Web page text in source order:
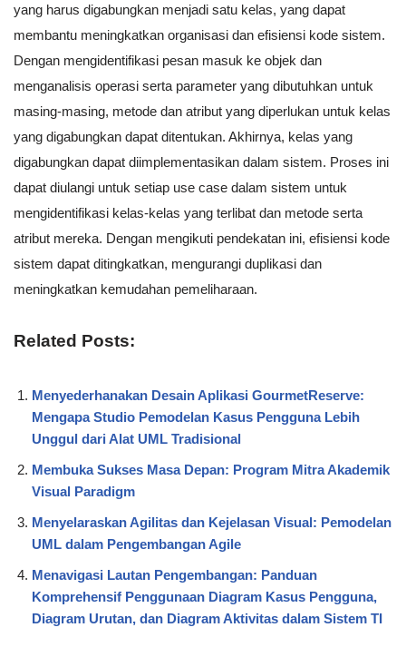
yang harus digabungkan menjadi satu kelas, yang dapat
membantu meningkatkan organisasi dan efisiensi kode sistem.
Dengan mengidentifikasi pesan masuk ke objek dan
menganalisis operasi serta parameter yang dibutuhkan untuk
masing-masing, metode dan atribut yang diperlukan untuk kelas
yang digabungkan dapat ditentukan. Akhirnya, kelas yang
digabungkan dapat diimplementasikan dalam sistem. Proses ini
dapat diulangi untuk setiap use case dalam sistem untuk
mengidentifikasi kelas-kelas yang terlibat dan metode serta
atribut mereka. Dengan mengikuti pendekatan ini, efisiensi kode
sistem dapat ditingkatkan, mengurangi duplikasi dan
meningkatkan kemudahan pemeliharaan.
Related Posts:
Menyederhanakan Desain Aplikasi GourmetReserve:
Mengapa Studio Pemodelan Kasus Pengguna Lebih
Unggul dari Alat UML Tradisional
Membuka Sukses Masa Depan: Program Mitra Akademik
Visual Paradigm
Menyelaraskan Agilitas dan Kejelasan Visual: Pemodelan
UML dalam Pengembangan Agile
Menavigasi Lautan Pengembangan: Panduan
Komprehensif Penggunaan Diagram Kasus Pengguna,
Diagram Urutan, dan Diagram Aktivitas dalam Sistem TI